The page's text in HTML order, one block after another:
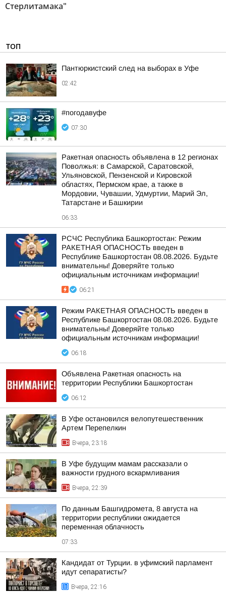
Стерлитамака"
ТОП
Пантюркистский след на выборах в Уфе
02:42
#погодавуфе
07:30
Ракетная опасность объявлена в 12 регионах
Поволжья: в Самарской, Саратовской,
Ульяновской, Пензенской и Кировской
областях, Пермском крае, а также в
Мордовии, Чувашии, Удмуртии, Марий Эл,
Татарстане и Башкирии
06:33
РСЧС Республика Башкортостан: Режим
РАКЕТНАЯ ОПАСНОСТЬ введен в
Республике Башкортостан 08.08.2026. Будьте
внимательны! Доверяйте только
официальным источникам информации!
06:21
Режим РАКЕТНАЯ ОПАСНОСТЬ введен в
Республике Башкортостан 08.08.2026. Будьте
внимательны! Доверяйте только
официальным источникам информации!
06:18
Объявлена Ракетная опасность на
территории Республики Башкортостан
06:12
В Уфе остановился велопутешественник
Артем Перепелкин
Вчера, 23:18
В Уфе будущим мамам рассказали о
важности грудного вскармливания
Вчера, 22:39
По данным Башгидромета, 8 августа на
территории республики ожидается
переменная облачность
07:33
Кандидат от Турции. в уфимский парламент
идут сепаратисты?
Вчера, 22:16